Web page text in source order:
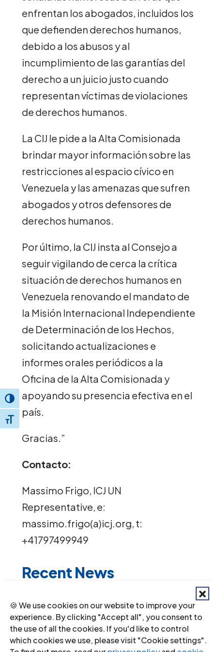
🍪 We use cookies on our website to improve your
experience. By clicking "Accept all", you consent to
the use of all the cookies. If you'd like to control
which cookies we use, please visit "Cookie settings".
Toggle High Contrast
Toggle Font size
enfrentan los abogados, incluidos los
que defienden derechos humanos,
debido a los abusos y al
incumplimiento de las garantías del
derecho a un juicio justo cuando
representan víctimas de violaciones
de derechos humanos.
La CIJ le pide a la Alta Comisionada
brindar mayor información sobre las
restricciones al espacio cívico en
Venezuela y las amenazas que sufren
abogados y otros defensores de
derechos humanos.
Por último, la CIJ insta al Consejo a
seguir vigilando de cerca la crítica
situación de derechos humanos en
Venezuela renovando el mandato de
la Misión Internacional Independiente
de Determinación de los Hechos,
solicitando actualizaciones e
informes orales periódicos a la
Oficina de la Alta Comisionada y
apoyando su presencia efectiva en el
país.
Gracias.”
Contacto:
Massimo Frigo, ICJ UN
Representative, e:
massimo.frigo(a)icj.org, t:
+41797499949
Recent News
Li
by
a:
Au